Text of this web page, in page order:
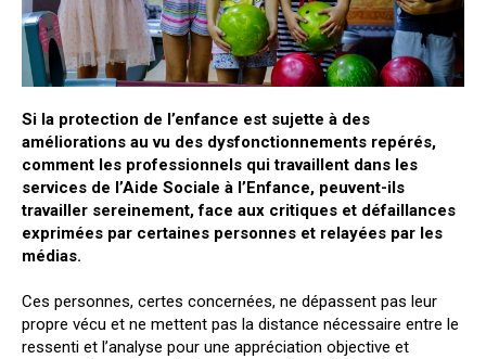
Si la protection de l’enfance est sujette à des
améliorations au vu des dysfonctionnements repérés,
comment les professionnels qui travaillent dans les
services de l’Aide Sociale à l’Enfance, peuvent-ils
travailler sereinement, face aux critiques et défaillances
exprimées par certaines personnes et relayées par les
médias.
Ces personnes, certes concernées, ne dépassent pas leur
propre vécu et ne mettent pas la distance nécessaire entre le
ressenti et l’analyse pour une appréciation objective et